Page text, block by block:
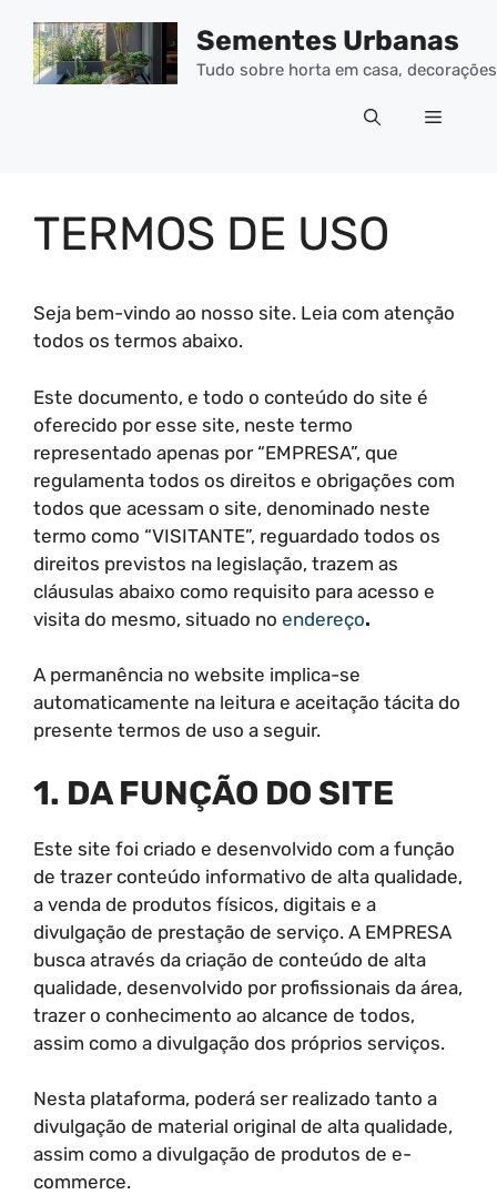
para
Sementes Urbanas
Tudo sobre horta em casa,
Menu
TERMOS DE USO
Seja bem-vindo ao nosso site. Leia com atenção
todos os termos abaixo.
Este documento, e todo o conteúdo do site é
oferecido por esse site, neste termo
representado apenas por “EMPRESA”, que
regulamenta todos os direitos e obrigações com
todos que acessam o site, denominado neste
termo como “VISITANTE”, reguardado todos os
direitos previstos na legislação, trazem as
cláusulas abaixo como requisito para acesso e
visita do mesmo, situado no endereço.
A permanência no website implica-se
automaticamente na leitura e aceitação tácita do
presente termos de uso a seguir.
1. DA FUNÇÃO DO SITE
Este site foi criado e desenvolvido com a função
de trazer conteúdo informativo de alta qualidade,
a venda de produtos físicos, digitais e a
divulgação de prestação de serviço. A EMPRESA
busca através da criação de conteúdo de alta
qualidade, desenvolvido por profissionais da área,
trazer o conhecimento ao alcance de todos,
assim como a divulgação dos próprios serviços.
Nesta plataforma, poderá ser realizado tanto a
divulgação de material original de alta qualidade,
assim como a divulgação de produtos de e-
commerce.